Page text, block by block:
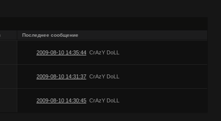
Последнее сообщение
2009-08-10 14:35:44 CrAzY DoLL
2009-08-10 14:31:37 CrAzY DoLL
2009-08-10 14:30:45 CrAzY DoLL